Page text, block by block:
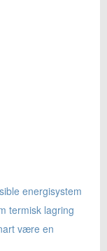
energisystem
termisk lagring
være en